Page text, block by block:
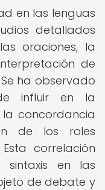
en las lenguas
detallados
oraciones, la
de
ha observado
influir en la
concordancia
de los roles
correlación
en las
de debate y